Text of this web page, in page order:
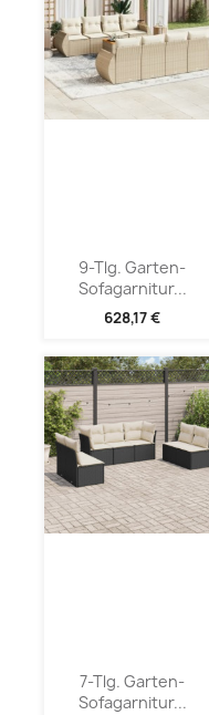
9-Tlg. Garten-
Sofagarnitur...
628,17 €
7-Tlg. Garten-
Sofagarnitur...